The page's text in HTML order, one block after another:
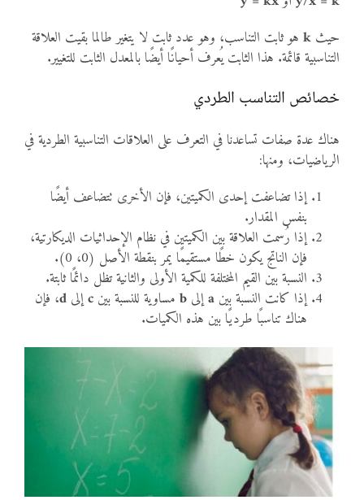
حيث kهو ثابت التناسب، وهو عدد ثابت لا يتغير طالما بقيت العلاقة
التناسبية قائمة. هذا الثابت يُعرف أحيانًا أيضًا بالمعدل الثابت للتغيير.
خصائص التناسب الطردي
هناك عدة صفات تساعدنا في التعرف على العلاقات التناسبية الطردية في
الرياضيات، ومنها:
إذا تضاعفت إحدى الكميتين، فإن الأخرى تتضاعف أيضًا
بنفس المقدار.
إذا رُسمت العلاقة بين الكميتين في نظام الإحداثيات الديكارتية،
فإن الناتج يكون خطًا مستقيمًا يمر بنقطة الأصل (0، 0).
النسبة بين القيم المختلفة للكمية الأولى والثانية تظل دائمًا ثابتة.
إذا كانت النسبة بين aإلى bمساوية للنسبة بين cإلى d، فإن
هناك تناسبًا طرديًا بين هذه الكميات.